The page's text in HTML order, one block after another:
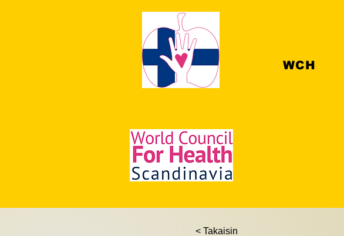
WCH
< Takaisin